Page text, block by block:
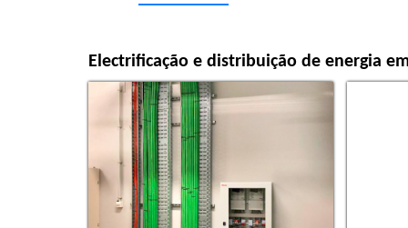
Electrificação e distribuição de energia